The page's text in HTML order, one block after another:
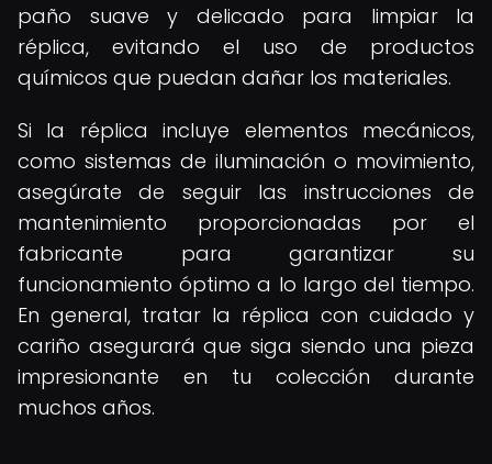
paño suave y delicado para limpiar la
réplica, evitando el uso de productos
químicos que puedan dañar los materiales.
Si la réplica incluye elementos mecánicos,
como sistemas de iluminación o movimiento,
asegúrate de seguir las instrucciones de
mantenimiento proporcionadas por el
fabricante para garantizar su
funcionamiento óptimo a lo largo del tiempo.
En general, tratar la réplica con cuidado y
cariño asegurará que siga siendo una pieza
impresionante en tu colección durante
muchos años.